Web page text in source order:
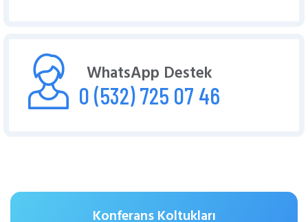
WhatsApp Destek
0 (532) 725 07 46
Konferans Koltukları